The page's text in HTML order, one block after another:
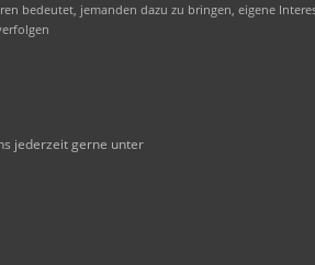
bedeutet, jemanden dazu zu bringen, eigene
jederzeit gerne unter